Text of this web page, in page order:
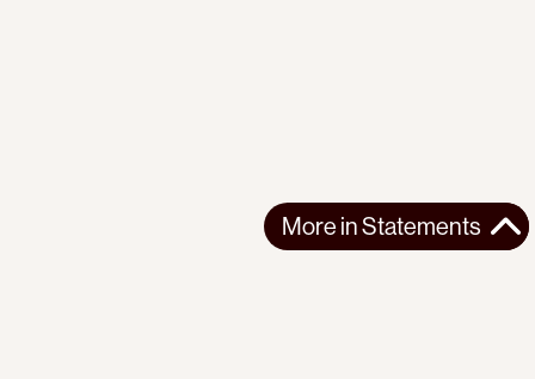
More inStatements